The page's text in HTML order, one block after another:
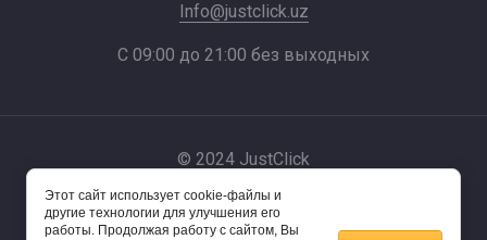
Info@justclick.uz
С 09:00 до 21:00 без выходных
© 2024 JustClick
Powered by
Этот сайт использует cookie-файлы и
другие технологии для улучшения его
работы. Продолжая работу с сайтом, Вы